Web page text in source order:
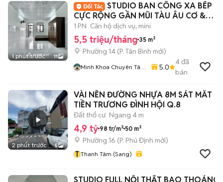
1 phút trước 11
STUDIO BAN CÔNG XA BẾP
CỰC RỘNG GẦN MŨI TÀU ÂU CƠ &
TRƯỜNG CHINH
1 PN Căn hộ dịch vụ, mini
5,5 triệu/tháng 35 m²
Phường 14 (P. Tân Bình mới)
Minh Khoa Chuyên Tân
5.0
4đã
bán
2 phút trước 5
VÀI NỀN ĐƯỜNG NHỰA 8M SÁT MĂT
TIỀN TRƯƠNG ĐÌNH HỘI Q.8
Đất thổ cư Ngang 4 m
4,9 tỷ 98 tr/m² 50 m²
Phường 16 (P. Phú Định mới)
T Thanh Tâm (Sang)
STUDIO FULL NỘI THẤT BAO THOÁNG